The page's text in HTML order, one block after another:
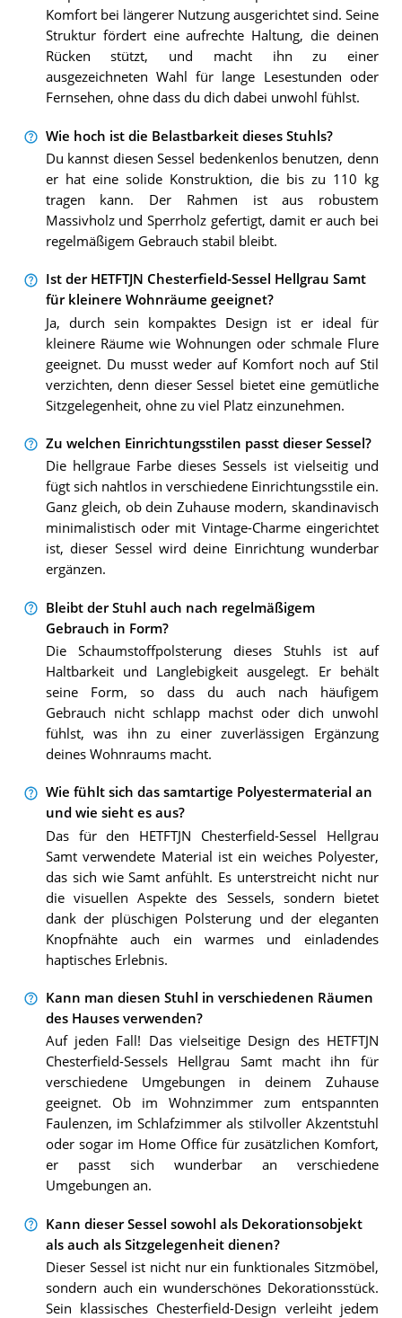
Komfort bei längerer Nutzung ausgerichtet sind. Seine
Struktur fördert eine aufrechte Haltung, die deinen
Rücken stützt, und macht ihn zu einer
ausgezeichneten Wahl für lange Lesestunden oder
Fernsehen, ohne dass du dich dabei unwohl fühlst.
Wie hoch ist die Belastbarkeit dieses Stuhls?
Du kannst diesen Sessel bedenkenlos benutzen, denn
er hat eine solide Konstruktion, die bis zu 110 kg
tragen kann. Der Rahmen ist aus robustem
Massivholz und Sperrholz gefertigt, damit er auch bei
regelmäßigem Gebrauch stabil bleibt.
Ist der HETFTJN Chesterfield-Sessel Hellgrau Samt
für kleinere Wohnräume geeignet?
Ja, durch sein kompaktes Design ist er ideal für
kleinere Räume wie Wohnungen oder schmale Flure
geeignet. Du musst weder auf Komfort noch auf Stil
verzichten, denn dieser Sessel bietet eine gemütliche
Sitzgelegenheit, ohne zu viel Platz einzunehmen.
Zu welchen Einrichtungsstilen passt dieser Sessel?
Die hellgraue Farbe dieses Sessels ist vielseitig und
fügt sich nahtlos in verschiedene Einrichtungsstile ein.
Ganz gleich, ob dein Zuhause modern, skandinavisch
minimalistisch oder mit Vintage-Charme eingerichtet
ist, dieser Sessel wird deine Einrichtung wunderbar
ergänzen.
Bleibt der Stuhl auch nach regelmäßigem
Gebrauch in Form?
Die Schaumstoffpolsterung dieses Stuhls ist auf
Haltbarkeit und Langlebigkeit ausgelegt. Er behält
seine Form, so dass du auch nach häufigem
Gebrauch nicht schlapp machst oder dich unwohl
fühlst, was ihn zu einer zuverlässigen Ergänzung
deines Wohnraums macht.
Wie fühlt sich das samtartige Polyestermaterial an
und wie sieht es aus?
Das für den HETFTJN Chesterfield-Sessel Hellgrau
Samt verwendete Material ist ein weiches Polyester,
das sich wie Samt anfühlt. Es unterstreicht nicht nur
die visuellen Aspekte des Sessels, sondern bietet
dank der plüschigen Polsterung und der eleganten
Knopfnähte auch ein warmes und einladendes
haptisches Erlebnis.
Kann man diesen Stuhl in verschiedenen Räumen
des Hauses verwenden?
Auf jeden Fall! Das vielseitige Design des HETFTJN
Chesterfield-Sessels Hellgrau Samt macht ihn für
verschiedene Umgebungen in deinem Zuhause
geeignet. Ob im Wohnzimmer zum entspannten
Faulenzen, im Schlafzimmer als stilvoller Akzentstuhl
oder sogar im Home Office für zusätzlichen Komfort,
er passt sich wunderbar an verschiedene
Umgebungen an.
Kann dieser Sessel sowohl als Dekorationsobjekt
als auch als Sitzgelegenheit dienen?
Dieser Sessel ist nicht nur ein funktionales Sitzmöbel,
sondern auch ein wunderschönes Dekorationsstück.
Sein klassisches Chesterfield-Design verleiht jedem